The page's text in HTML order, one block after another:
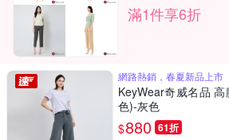
滿1件享6折
網路熱銷，春夏新品上市
KeyWear奇威名品
色)-灰色
$880 61折